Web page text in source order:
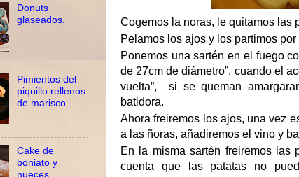
Cogemos la noras, le quitamos las
Pelamos los ajos y los partimos por
Ponemos una sartén en el fuego
de 27cm de diámetro”, cuando el
vuelta”, si se queman
batidora.
Ahora freiremos los ajos, una vez
a las ñoras, añadiremos el vino y
En la misma sartén freiremos las
cuenta que las patatas no
Donuts
glaseados.
Pimientos del
piquillo rellenos
de marisco.
Cake de
boniato y
nueces